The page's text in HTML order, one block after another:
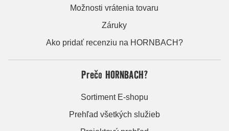
Možnosti vrátenia tovaru
Záruky
Ako pridať recenziu na HORNBACH?
Prečo HORNBACH?
Sortiment E-shopu
Prehľad všetkých služieb